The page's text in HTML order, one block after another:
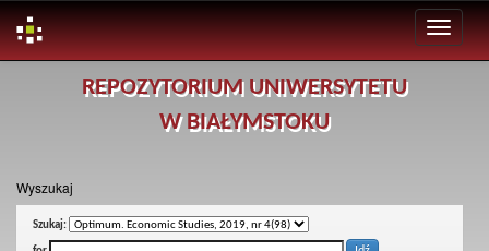
REPOZYTORIUM UNIWERSYTETU
W BIAŁYMSTOKU
Wyszukaj
Szukaj: